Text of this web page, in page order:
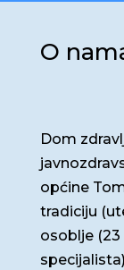
O
Dom
općine
tradiciju
osoblje (23